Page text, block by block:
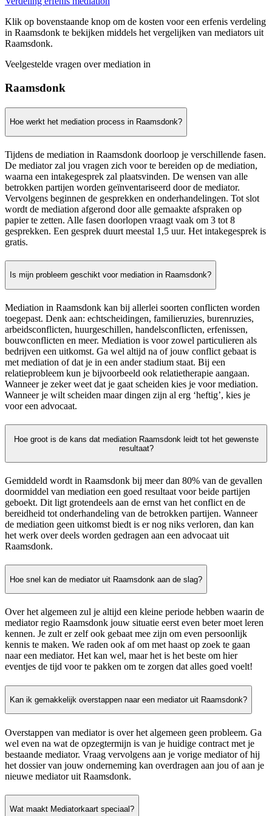
Klik op bovenstaande knop om de kosten voor een erfenis verdeling
in Raamsdonk te bekijken middels het vergelijken van mediators uit
Raamsdonk.
Veelgestelde vragen over mediation in
Raamsdonk
Hoe werkt het mediation process in Raamsdonk?
Tijdens de mediation in Raamsdonk doorloop je verschillende fasen.
De mediator zal jou vragen zich voor te bereiden op de mediation,
waarna een intakegesprek zal plaatsvinden. De wensen van alle
betrokken partijen worden geïnventariseerd door de mediator.
Vervolgens beginnen de gesprekken en onderhandelingen. Tot slot
wordt de mediation afgerond door alle gemaakte afspraken op
papier te zetten. Alle fasen doorlopen vraagt vaak om 3 tot 8
gesprekken. Een gesprek duurt meestal 1,5 uur. Het intakegesprek is
gratis.
Is mijn probleem geschikt voor mediation in Raamsdonk?
Mediation in Raamsdonk kan bij allerlei soorten conflicten worden
toegepast. Denk aan: echtscheidingen, familieruzies, burenruzies,
arbeidsconflicten, huurgeschillen, handelsconflicten, erfenissen,
bouwconflicten en meer. Mediation is voor zowel particulieren als
bedrijven een uitkomst. Ga wel altijd na of jouw conflict gebaat is
met mediation of dat je in een ander stadium staat. Bij een
relatieprobleem kun je bijvoorbeeld ook relatietherapie aangaan.
Wanneer je zeker weet dat je gaat scheiden kies je voor mediation.
Wanneer je wilt scheiden maar dingen zijn al erg ‘heftig’, kies je
voor een advocaat.
Hoe groot is de kans dat mediation Raamsdonk leidt tot het gewenste
resultaat?
Gemiddeld wordt in Raamsdonk bij meer dan 80% van de gevallen
doormiddel van mediation een goed resultaat voor beide partijen
geboekt. Dit ligt grotendeels aan de ernst van het conflict en de
bereidheid tot onderhandeling van de betrokken partijen. Wanneer
de mediation geen uitkomst biedt is er nog niks verloren, dan kan
het werk over deels worden gedragen aan een advocaat uit
Raamsdonk.
Hoe snel kan de mediator uit Raamsdonk aan de slag?
Over het algemeen zul je altijd een kleine periode hebben waarin de
mediator regio Raamsdonk jouw situatie eerst even beter moet leren
kennen. Je zult er zelf ook gebaat mee zijn om even persoonlijk
kennis te maken. We raden ook af om met haast op zoek te gaan
naar een mediator. Het kan wel, maar het is het beste om hier
eventjes de tijd voor te pakken om te zorgen dat alles goed voelt!
Kan ik gemakkelijk overstappen naar een mediator uit Raamsdonk?
Overstappen van mediator is over het algemeen geen probleem. Ga
wel even na wat de opzegtermijn is van je huidige contract met je
bestaande mediator. Vraag vervolgens aan je vorige mediator of hij
het dossier van jouw onderneming kan overdragen aan jou of aan je
nieuwe mediator uit Raamsdonk.
Wat maakt Mediatorkaart speciaal?